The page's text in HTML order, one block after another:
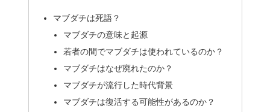
マブダチは死語？
マブダチの意味と起源
若者の間でマブダチは使われているのか？
マブダチはなぜ廃れたのか？
マブダチが流行した時代背景
マブダチは復活する可能性があるのか？